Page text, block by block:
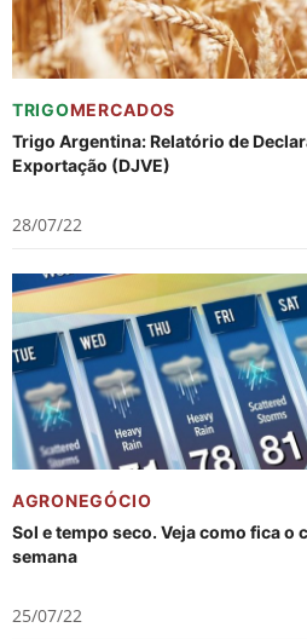
TRIGOMERCADOS
Trigo Argentina: Relatório de
Exportação (DJVE)
28/07/22
AGRONEGÓCIO
Sol e tempo seco. Veja como fica o
semana
25/07/22